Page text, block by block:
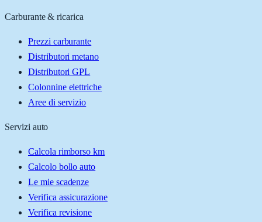
Carburante & ricarica
Prezzi carburante
Distributori metano
Distributori GPL
Colonnine elettriche
Aree di servizio
Servizi auto
Calcola rimborso km
Calcolo bollo auto
Le mie scadenze
Verifica assicurazione
Verifica revisione